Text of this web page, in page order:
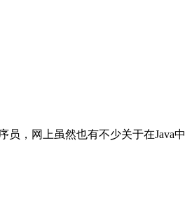
员，网上虽然也有不少关于在Java中